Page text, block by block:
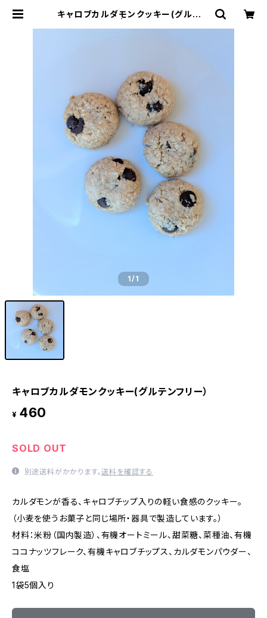
キャロブカルダモンクッキー(グルテン
1/1
キャロブカルダモンクッキー(グルテンフリー）
¥ 460
SOLD OUT
別途送料がかかります。送料を確認する
カルダモンが香る、キャロブチップ入りの軽い食感のクッキー。
（小麦を使うお菓子と同じ場所・器具で製造しています。）
材料：米粉（国内製造）、有機オートミール、甜菜糖、菜種油、有機
ココナッツフレーク、有機キャロブチップス、カルダモンパウダー、
食塩
1袋5個入り